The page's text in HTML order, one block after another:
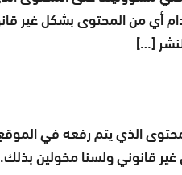
أي من المحتوى بشكل غير
[…]
الذي يتم رفعه في
قانوني ولسنا مخولين بذلك.